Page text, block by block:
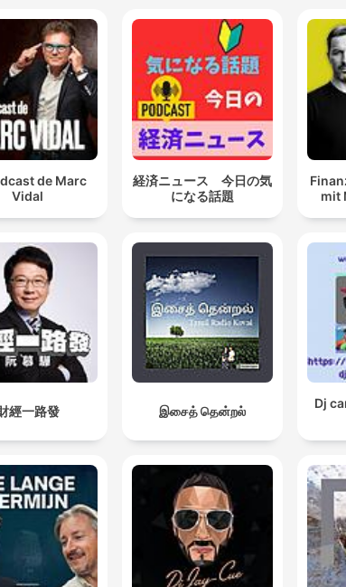
de Marc
Vidal
経済ニュース 今日の気
になる話題
mit
經一路發 இசைத் தென்றல்
Dj